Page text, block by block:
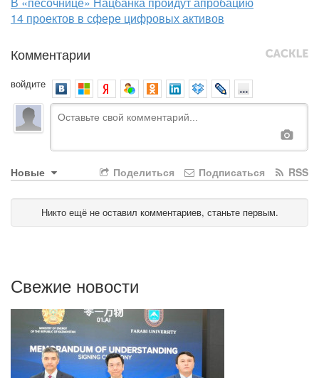
14 проектов в сфере цифровых активов
Комментарии
войдите
Новые RSS
Подписаться
Поделиться
Никто ещё не оставил комментариев, станьте первым.
Свежие новости